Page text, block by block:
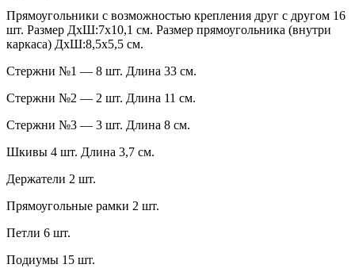
Прямоугольники с возможностью крепления друг с другом 16
шт. Размер ДхШ:7х10,1 см. Размер прямоугольника (внутри
каркаса) ДхШ:8,5х5,5 см.
Стержни №1 — 8 шт. Длина 33 см.
Стержни №2 — 2 шт. Длина 11 см.
Стержни №3 — 3 шт. Длина 8 см.
Шкивы 4 шт. Длина 3,7 см.
Держатели 2 шт.
Прямоугольные рамки 2 шт.
Петли 6 шт.
Подиумы 15 шт.